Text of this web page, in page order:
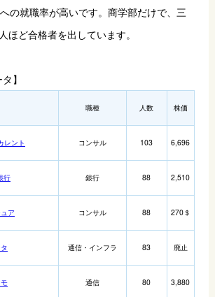
の就職率が高いです。商学部だけで、三
ほど合格者を出しています。
】
職種 人数 株価
レント コンサル 103 6,696
行 銀行 88 2,510
ア コンサル 88 270＄
通信・インフラ 83 廃止
通信 80 3,880